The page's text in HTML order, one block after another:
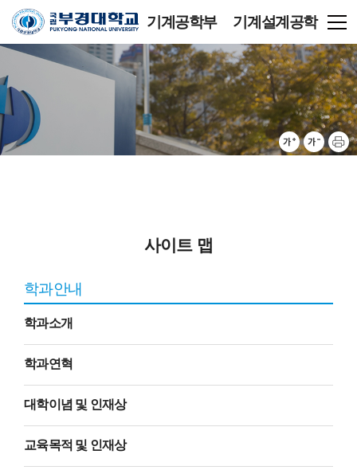
기계공학부 기계설계공학
전공
사이트 맵
학과안내
학과소개
학과연혁
대학이념 및 인재상
교육목적 및 인재상